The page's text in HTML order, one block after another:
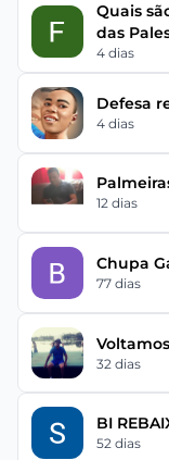
Quais
das
4 dias
Defesa
4 dias
12 dias
Chupa
77 dias
32 dias
BI
52 dias